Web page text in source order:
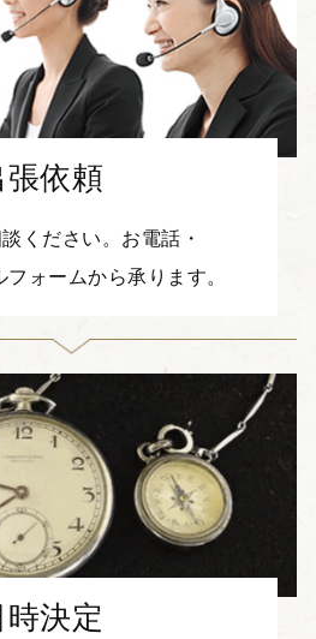
張依頼
ください。お電話・
フォームから承ります。
時決定